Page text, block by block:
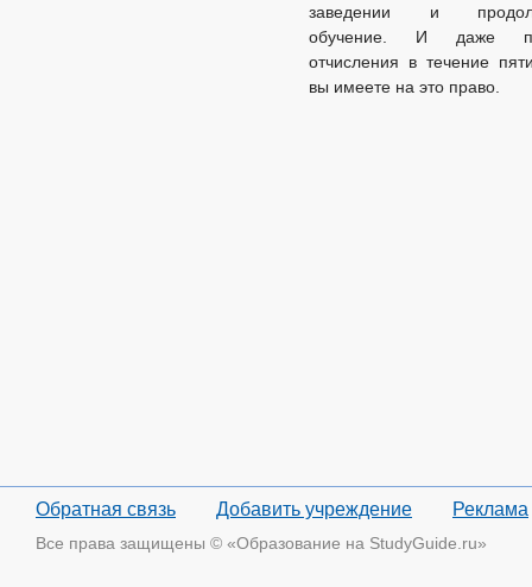
заведении и
обучение. И даже
отчисления в течение
вы имеете на это право.
Обратная связь Добавить учреждение Реклама
Все права защищены © «Образование на StudyGuide.ru»